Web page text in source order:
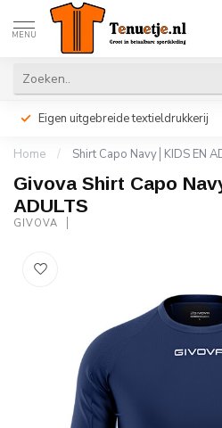
MENU
Eigen uitgebreide textieldrukkerij
Home / Shirt Capo Navy│KIDS EN
Givova Shirt Capo
ADULTS
GIVOVA